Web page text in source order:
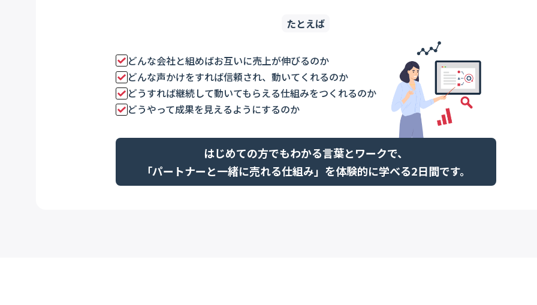
たとえば
どんな会社と組めばお互いに売上が伸びるのか
どんな声かけをすれば信頼され、動いてくれるのか
どうすれば継続して動いてもらえる仕組みをつくれるのか
どうやって成果を見えるようにするのか
はじめての方でもわかる言葉とワークで、
「パートナーと一緒に売れる仕組み」を体験的に学べる2日間です。